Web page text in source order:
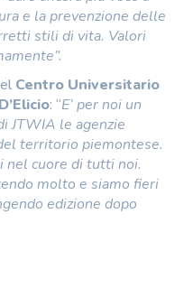
e la prevenzione delle
stili di vita. Valori
Centro Universitario
: “E’ per noi un
JTWIA le agenzie
territorio piemontese.
nel cuore di tutti noi.
molto e siamo fieri
edizione dopo